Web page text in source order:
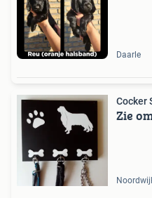
Daarle
Cocker
Zie